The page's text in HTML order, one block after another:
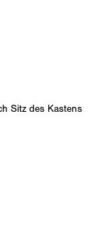
Sitz des Kastens